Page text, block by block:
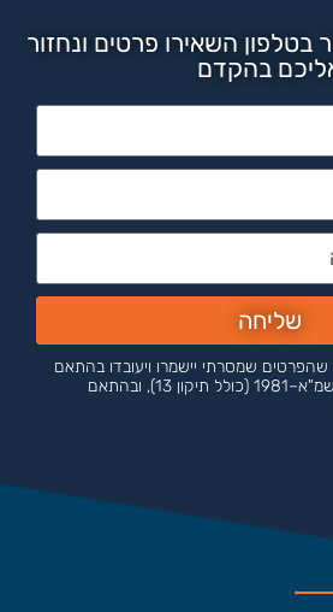
השאירו פרטים ונחזור
בהקדם
שהפרטים שמסרתי יישמרו ויעובדו בהתאם
לחוק הגנת הפרטיות, התשמ"א–1981 (כולל תיקון 13), ובהתאם
שליחה